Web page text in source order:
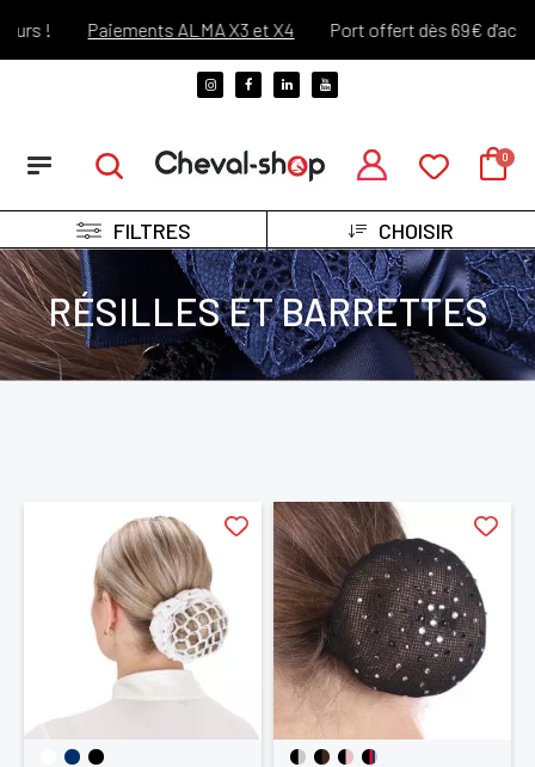
Paiements ALMA X3 et X4 Port offert dès 69€ d'achats !*
FILTRES CHOISIR
RÉSILLES ET BARRETTES